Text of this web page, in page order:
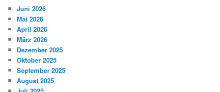
Juni 2026
Mai 2026
April 2026
März 2026
Dezember 2025
Oktober 2025
September 2025
August 2025